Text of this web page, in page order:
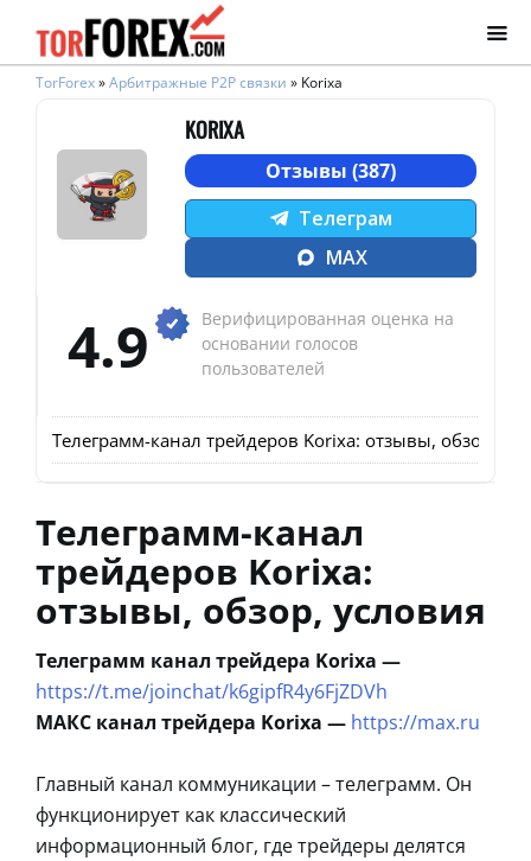
TorForex»Арбитражные P2P связки » Korixa
KORIXA
Отзывы (387)
Телеграм
MAX
4.9
Верифицированная оценка на
основании голосов
пользователей
Телеграмм-канал трейдеров Korixa: отзывы, обзор,
Телеграмм-канал
трейдеров Korixa:
отзывы, обзор, условия
Телеграмм канал трейдера Korixa —
https://t.me/joinchat/k6gipfR4y6FjZDVh
МАКС канал трейдера Korixa — https://max.ru
Главный канал коммуникации – телеграмм. Он
функционирует как классический
информационный блог, где трейдеры делятся